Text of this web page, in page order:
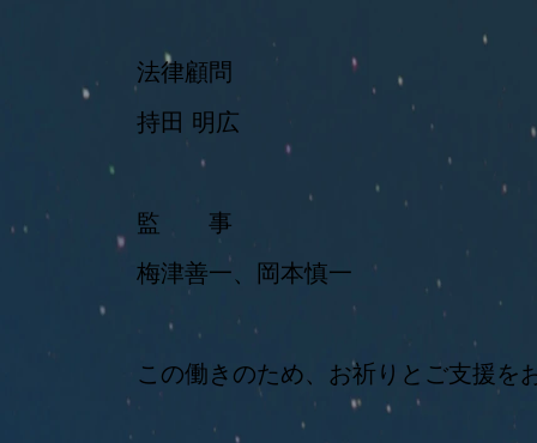
法律顧問
持田 明広
監 事
梅津善一、岡本慎一
この働きのため、お祈りとご支援を